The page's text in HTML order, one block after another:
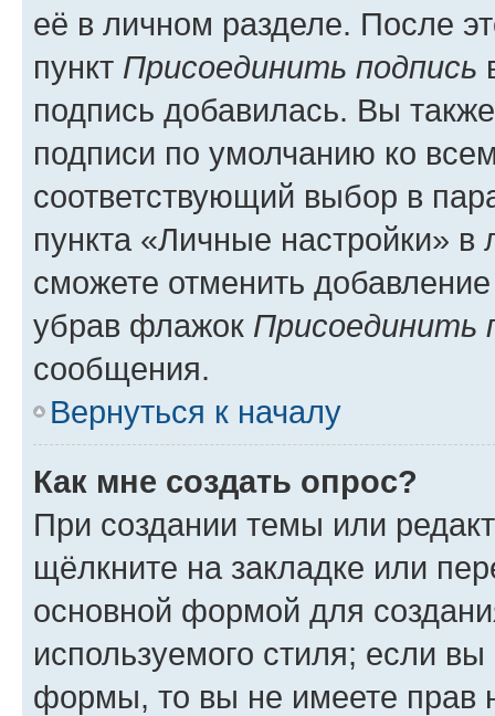
её в личном разделе. После
пункт Присоединить подпись
подпись добавилась. Вы
подписи по умолчанию ко
соответствующий выбор в
пункта «Личные настройки»
сможете отменить
убрав флажок Присоединить
сообщения.
Вернуться к началу
Как мне создать опрос?
При создании темы или
щёлкните на закладке или
основной формой для
используемого стиля; если
формы, то вы не имеете прав